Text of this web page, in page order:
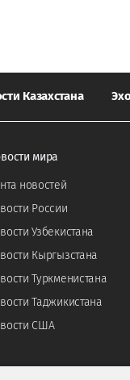
Казахстана
мира
новостей
России
Узбекистана
Кыргызстана
Туркменистана
Таджикистана
США